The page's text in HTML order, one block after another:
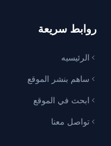
روابط سريعة
الرئيسيه
ساهم بنشر الموقع
ابحث في الموقع
تواصل معنا